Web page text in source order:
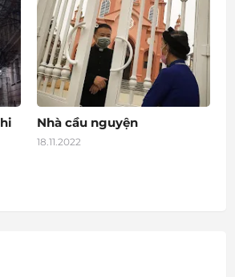
Nhà cầu nguyện
18.11.2022